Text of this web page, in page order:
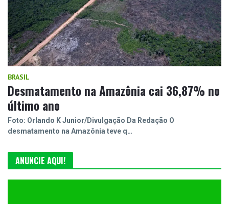
BRASIL
Desmatamento na Amazônia cai 36,87% no
último ano
Foto: Orlando K Junior/Divulgação Da Redação O
desmatamento na Amazônia teve q…
ANUNCIE AQUI!